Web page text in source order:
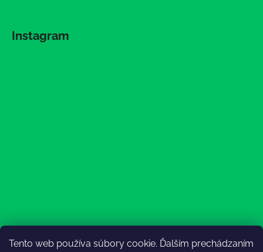
Tento web používa súbory cookie. Ďalším prechádzaním
Instagram
Sledovať na Instagrame